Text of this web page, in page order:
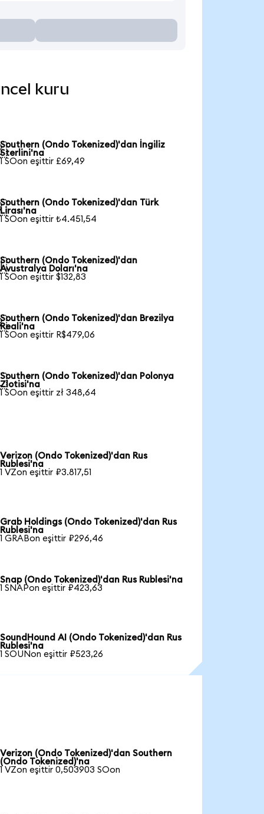
kuru
Southern (Ondo Tokenized)'dan İngiliz
Sterlini'na
1 SOon eşittir £69,49
Southern (Ondo Tokenized)'dan Türk
Lirası'na
1 SOon eşittir ₺4.451,54
Southern (Ondo Tokenized)'dan
Avustralya Doları'na
1 SOon eşittir $132,83
Southern (Ondo Tokenized)'dan Brezilya
Reali'na
1 SOon eşittir R$479,06
Southern (Ondo Tokenized)'dan Polonya
Zlotisi'na
1 SOon eşittir zł 348,64
Verizon (Ondo Tokenized)'dan Rus
Rublesi'na
1 VZon eşittir ₽3.817,51
Grab Holdings (Ondo Tokenized)'dan Rus
Rublesi'na
1 GRABon eşittir ₽296,46
Snap (Ondo Tokenized)'dan Rus Rublesi'na
1 SNAPon eşittir ₽423,63
SoundHound AI (Ondo Tokenized)'dan Rus
Rublesi'na
1 SOUNon eşittir ₽523,26
Verizon (Ondo Tokenized)'dan Southern
(Ondo Tokenized)'na
1 VZon eşittir 0,503903 SOon